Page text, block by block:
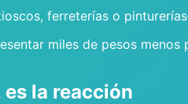
ferreterías o
miles de pesos menos
la reacción